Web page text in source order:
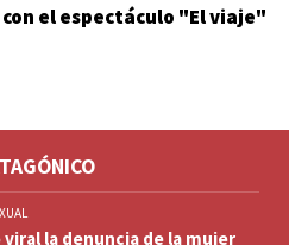
el espectáculo "El viaje"
viral la denuncia de la mujer